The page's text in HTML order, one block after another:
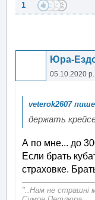
1
Юра-
05.10.2020 р.
держать
А по мне... до
Если брать
страховке.
"..Нам не страшні